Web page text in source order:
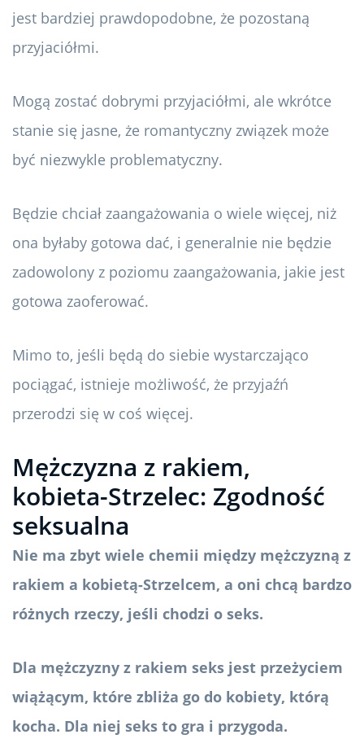
jest bardziej prawdopodobne, że pozostaną
przyjaciółmi.
Mogą zostać dobrymi przyjaciółmi, ale wkrótce
stanie się jasne, że romantyczny związek może
być niezwykle problematyczny.
Będzie chciał zaangażowania o wiele więcej, niż
ona byłaby gotowa dać, i generalnie nie będzie
zadowolony z poziomu zaangażowania, jakie jest
gotowa zaoferować.
Mimo to, jeśli będą do siebie wystarczająco
pociągać, istnieje możliwość, że przyjaźń
przerodzi się w coś więcej.
Mężczyzna z rakiem,
kobieta-Strzelec: Zgodność
seksualna
Nie ma zbyt wiele chemii między mężczyzną z
rakiem a kobietą-Strzelcem, a oni chcą bardzo
różnych rzeczy, jeśli chodzi o seks.
Dla mężczyzny z rakiem seks jest przeżyciem
wiążącym, które zbliża go do kobiety, którą
kocha. Dla niej seks to gra i przygoda.